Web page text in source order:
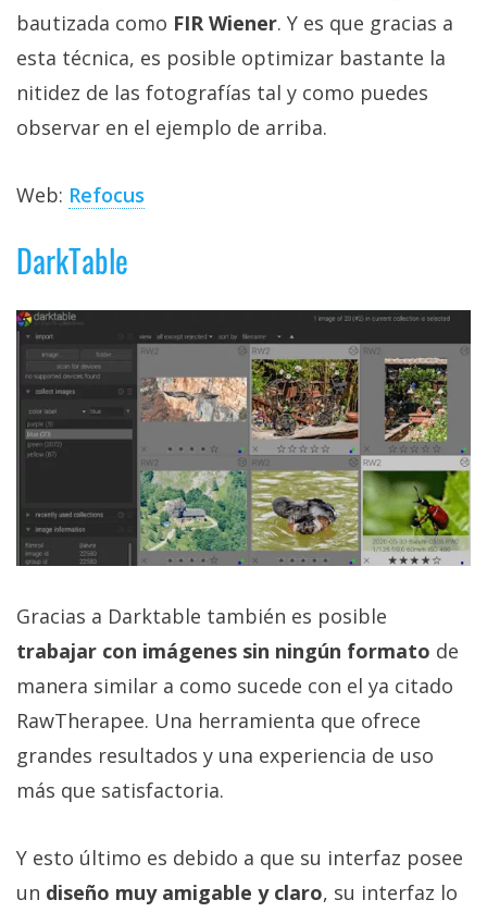
bautizada como FIR Wiener. Y es que gracias a
esta técnica, es posible optimizar bastante la
nitidez de las fotografías tal y como puedes
observar en el ejemplo de arriba.
Web: Refocus
DarkTable
Gracias a Darktable también es posible
trabajar con imágenes sin ningún formato de
manera similar a como sucede con el ya citado
RawTherapee. Una herramienta que ofrece
grandes resultados y una experiencia de uso
más que satisfactoria.
Y esto último es debido a que su interfaz posee
un diseño muy amigable y claro, su interfaz lo